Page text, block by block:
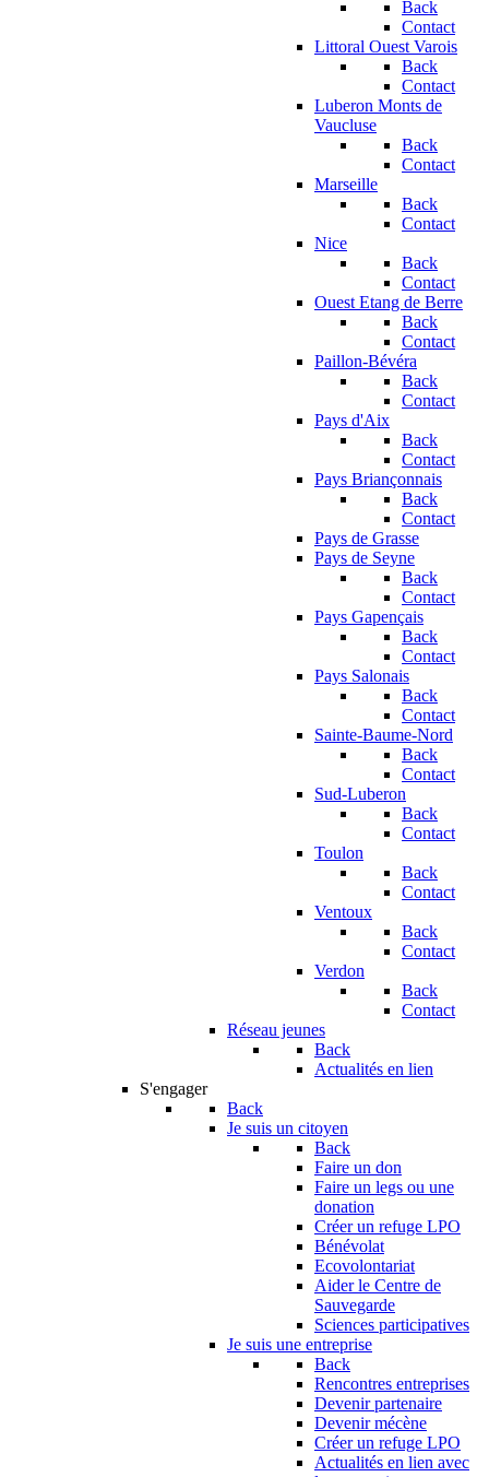
Back
Contact
Littoral Ouest Varois
Back
Contact
Luberon Monts de
Vaucluse
Back
Contact
Marseille
Back
Contact
Nice
Back
Contact
Ouest Etang de Berre
Back
Contact
Paillon-Bévéra
Back
Contact
Pays d'Aix
Back
Contact
Pays Briançonnais
Back
Contact
Pays de Grasse
Pays de Seyne
Back
Contact
Pays Gapençais
Back
Contact
Pays Salonais
Back
Contact
Sainte-Baume-Nord
Back
Contact
Sud-Luberon
Back
Contact
Toulon
Back
Contact
Ventoux
Back
Contact
Verdon
Back
Contact
Réseau jeunes
Back
Actualités en lien
S'engager
Back
Je suis un citoyen
Back
Faire un don
Faire un legs ou une
donation
Créer un refuge LPO
Bénévolat
Ecovolontariat
Aider le Centre de
Sauvegarde
Sciences participatives
Je suis une entreprise
Back
Rencontres entreprises
Devenir partenaire
Devenir mécène
Créer un refuge LPO
Actualités en lien avec